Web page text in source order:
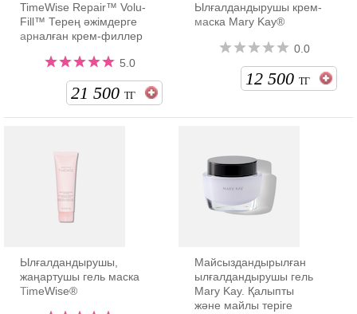
TimeWise Repair™ Volu-
Fill™ Терең ǝжiмдерге
арналған крем-филлер
5.0
21 500 ТГ
Ылғалдандырушы крем-
маска Mary Kay®
0.0
12 500 ТГ
Ылғалдандырушы,
жаңартушы гель маска
TimeWise®
Майсыздандырылған
ылғалдандырушы гель
Mary Kay. Қалыпты
және майлы теріге